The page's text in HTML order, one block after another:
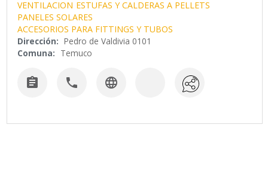
VENTILACION ESTUFAS Y CALDERAS A PELLETS
PANELES SOLARES
ACCESORIOS PARA FITTINGS Y TUBOS
Dirección: Pedro de Valdivia 0101
Comuna: Temuco
  